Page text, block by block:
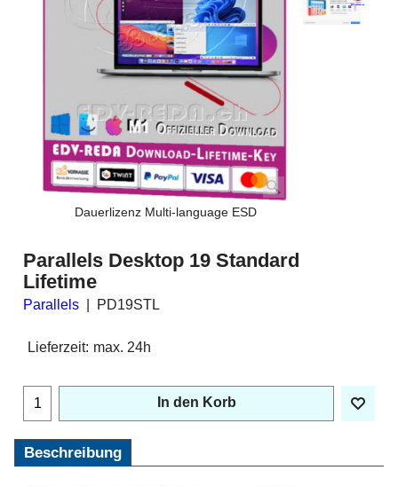
Dauerlizenz Multi-language ESD
Parallels Desktop 19 Standard
Lifetime
Parallels PD19STL
Lieferzeit: max. 24h
In den Korb
Beschreibung